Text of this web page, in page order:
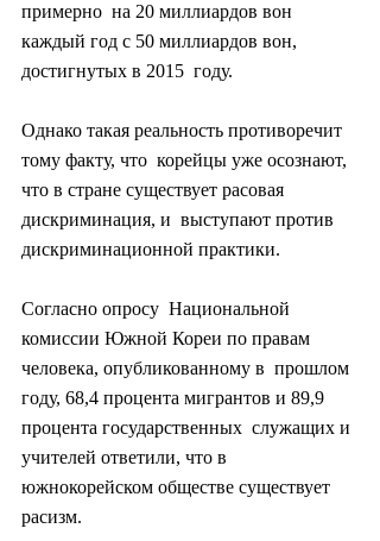
примерно  на 20 миллиардов вон
каждый год с 50 миллиардов вон,
достигнутых в 2015  году.
Однако такая реальность противоречит
тому факту, что  корейцы уже осознают,
что в стране существует расовая
дискриминация, и  выступают против
дискриминационной практики.
Согласно опросу  Национальной
комиссии Южной Кореи по правам
человека, опубликованному в  прошлом
году, 68,4 процента мигрантов и 89,9
процента государственных  служащих и
учителей ответили, что в
южнокорейском обществе существует
расизм.